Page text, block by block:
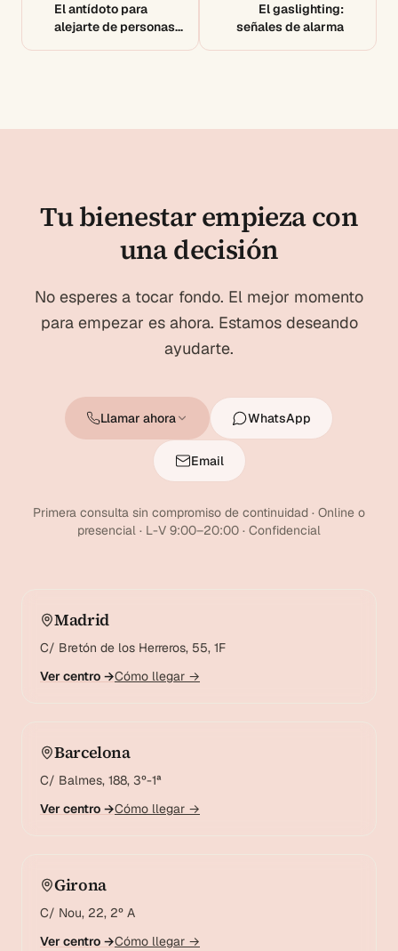
El antídoto para
alejarte de personas
El gaslighting:
señales de alarma
Tu bienestar empieza con
una decisión
No esperes a tocar fondo. El mejor momento
para empezar es ahora. Estamos deseando
ayudarte.
Llamar ahora WhatsApp
Email
Primera consulta sin compromiso de continuidad · Online o
presencial · L-V 9:00–20:00 · Confidencial
Madrid
C/ Bretón de los Herreros, 55, 1F
Ver centro →Cómo llegar →
Barcelona
C/ Balmes, 188, 3º-1ª
Ver centro →Cómo llegar →
Girona
C/ Nou, 22, 2º A
Ver centro →Cómo llegar →